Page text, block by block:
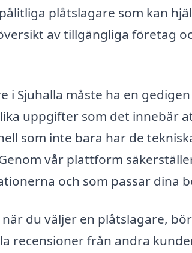
plåtslagare som kan
av tillgängliga företag
i Sjuhalla måste ha en
uppgifter som det innebär
som inte bara har de
vår plattform
och som passar dina
du väljer en plåtslagare,
recensioner från andra